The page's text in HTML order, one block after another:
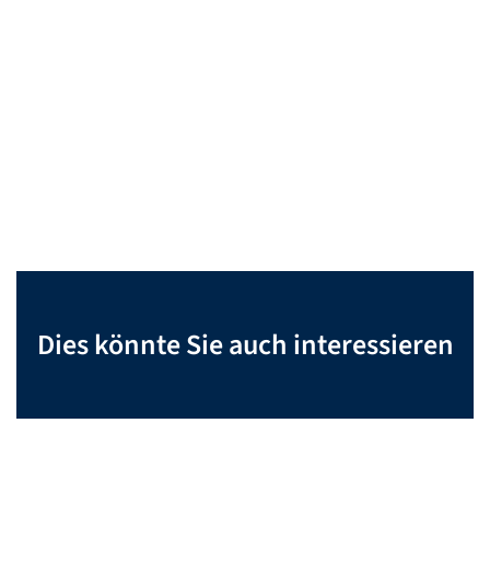
Dies könnte Sie auch interessieren